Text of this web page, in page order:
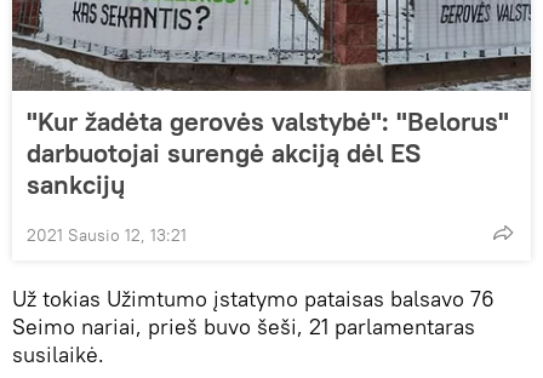
"Kur žadėta gerovės valstybė": "Belorus"
darbuotojai surengė akciją dėl ES
sankcijų
2021 Sausio 12, 13:21
Už tokias Užimtumo įstatymo pataisas balsavo 76
Seimo nariai, prieš buvo šeši, 21 parlamentaras
susilaikė.